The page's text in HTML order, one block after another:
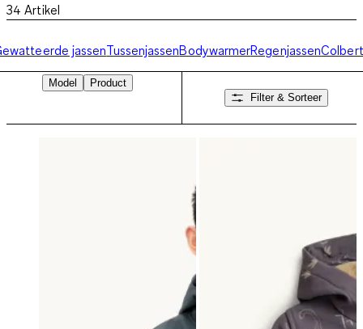
34 Artikel
jassenTussenjassenBodywarmerRegenjassen
Model
Product
Filter & Sorteer